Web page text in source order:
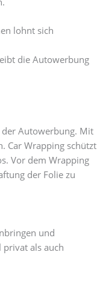
lohnt sich
die Autowerbung
der Autowerbung. Mit
Car Wrapping schützt
Vor dem Wrapping
der Folie zu
und
als auch